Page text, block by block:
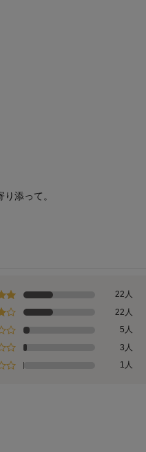
添って。
22人
22人
5人
3人
1人